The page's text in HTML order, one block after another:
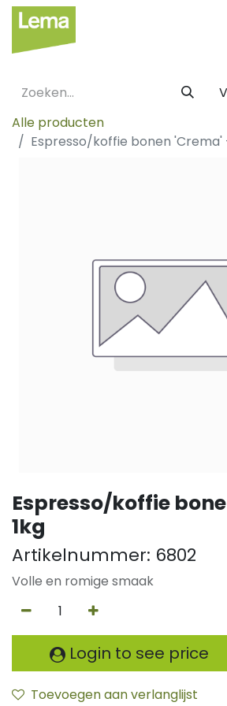
Alle producten
Espresso/koffie bonen 'Crema'
Espresso/koffie
1kg
Artikelnummer: 6802
Volle en romige smaak
Login to see price
Toevoegen aan verlanglijst